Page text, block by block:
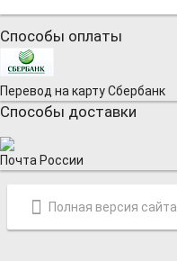
Способы оплаты
Перевод на карту Сбербанк
Способы доставки
Почта России
Полная версия сайта